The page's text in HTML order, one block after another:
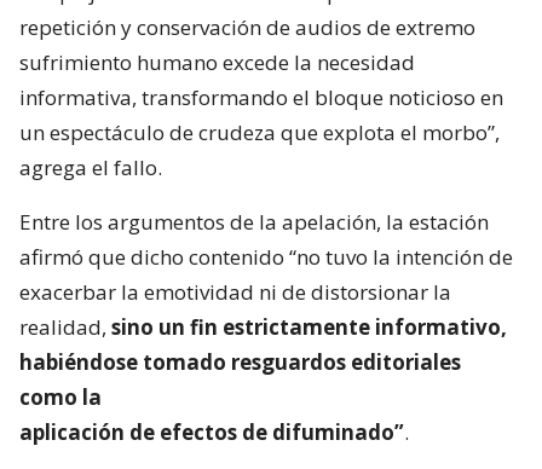
repetición y conservación de audios de extremo
sufrimiento humano excede la necesidad
informativa, transformando el bloque noticioso en
un espectáculo de crudeza que explota el morbo”,
agrega el fallo.
Entre los argumentos de la apelación, la estación
afirmó que dicho contenido “no tuvo la intención de
exacerbar la emotividad ni de distorsionar la
realidad, sino un fin estrictamente informativo,
habiéndose tomado resguardos editoriales
como la
aplicación de efectos de difuminado”.